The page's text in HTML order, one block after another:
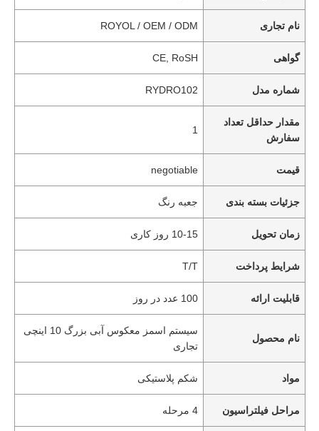
نام تجاری ROYOL / OEM / ODM
گواهی CE, RoSH
شماره مدل RYDRO102
مقدار حداقل تعداد
سفارش
1
قیمت negotiable
جزئیات بسته بندی جعبه رنگ
زمان تحویل 10-15 روز کاری
شرایط پرداخت T/T
قابلیت ارائه 100 عدد در روز
نام محصول
سیستم اسمز معکوس آبی بزرگ 10 اینچی
تجاری
مواد شکم پلاستیکی
مراحل فیلتراسیون 4 مرحله